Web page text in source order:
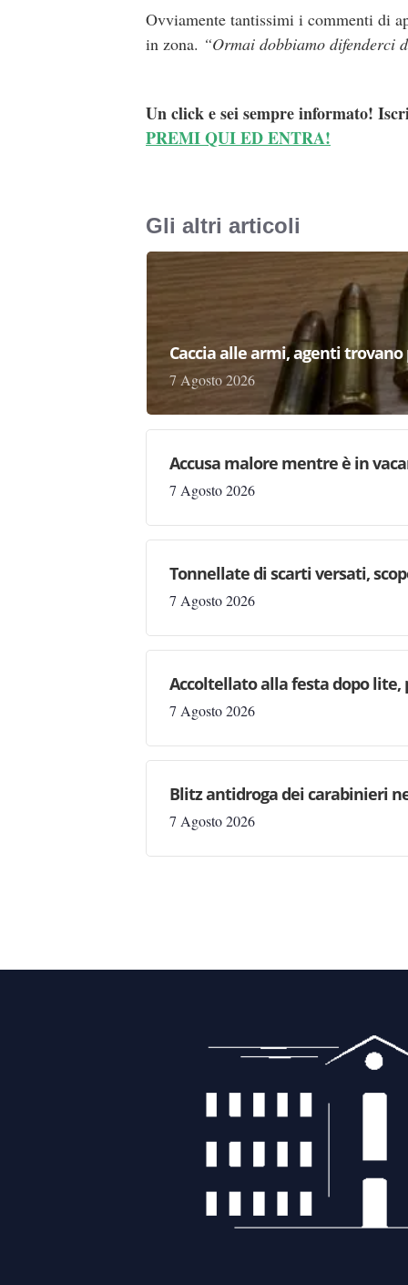
Ovviamente tantissimi i commenti di
in zona. “Ormai dobbiamo difenderci
Un click e sei sempre informato!
PREMI QUI ED ENTRA!
Gli altri articoli
Caccia alle armi, agenti
7 Agosto 2026
Accusa malore mentre è in
7 Agosto 2026
Tonnellate di scarti versati,
7 Agosto 2026
Accoltellato alla festa dopo lite,
7 Agosto 2026
Blitz antidroga dei carabinieri
7 Agosto 2026